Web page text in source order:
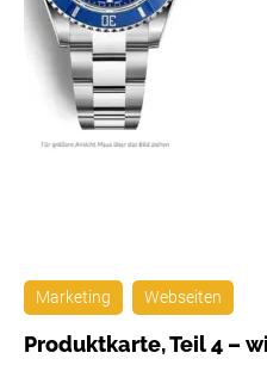
Marketing Webseiten
Produktkarte, Teil 4 –